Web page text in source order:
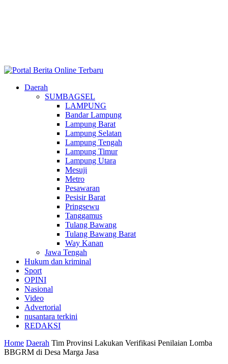
Daerah
SUMBAGSEL
LAMPUNG
Bandar Lampung
Lampung Barat
Lampung Selatan
Lampung Tengah
Lampung Timur
Lampung Utara
Mesuji
Metro
Pesawaran
Pesisir Barat
Pringsewu
Tanggamus
Tulang Bawang
Tulang Bawang Barat
Way Kanan
Jawa Tengah
Hukum dan kriminal
Sport
OPINI
Nasional
Video
Advertorial
nusantara terkini
REDAKSI
Home Daerah Tim Provinsi Lakukan Verifikasi Penilaian Lomba
BBGRM di Desa Marga Jasa